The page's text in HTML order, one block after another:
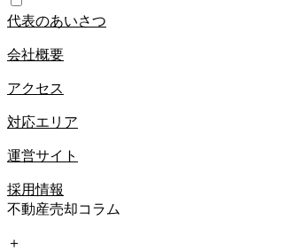
代表のあいさつ
会社概要
アクセス
対応エリア
運営サイト
採用情報
不動産売却コラム
＋